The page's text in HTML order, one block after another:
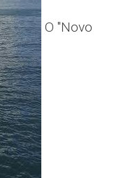
O "Novo